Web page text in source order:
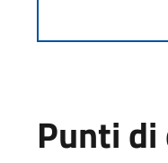
Punti